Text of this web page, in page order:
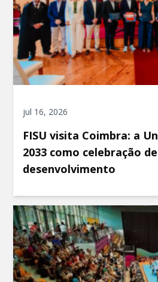
jul 16, 2026
FISU visita Coimbra: a
2033 como celebração
desenvolvimento